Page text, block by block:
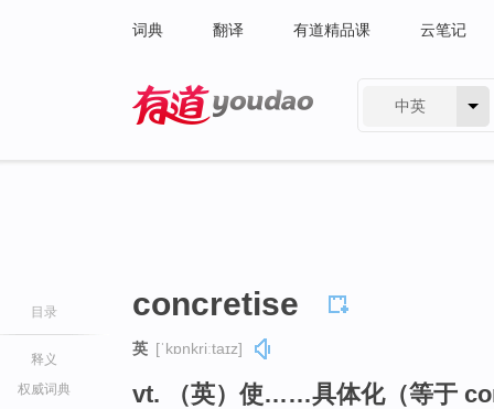
词典 翻译 有道精品课 云笔记
中英
目录
释义
权威词典
concretise
英 [ˈkɒnkriːtaɪz]
vt. （英）使……具体化（等于